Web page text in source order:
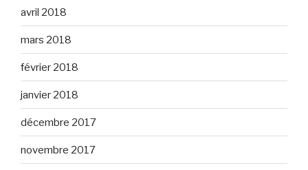
avril 2018
mars 2018
février 2018
janvier 2018
décembre 2017
novembre 2017